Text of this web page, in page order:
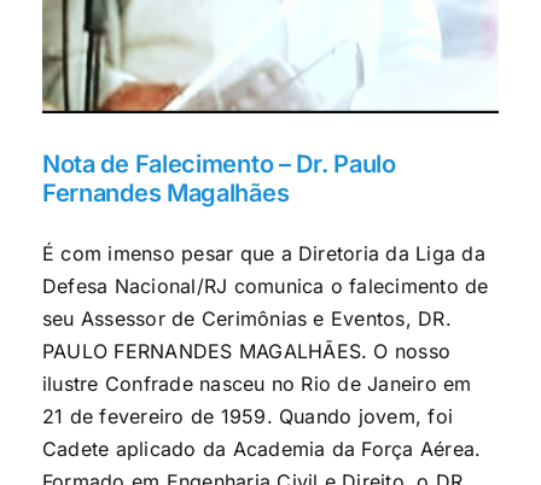
Nota de Falecimento – Dr. Paulo
Fernandes Magalhães
É com imenso pesar que a Diretoria da Liga da
Defesa Nacional/RJ comunica o falecimento de
seu Assessor de Cerimônias e Eventos, DR.
PAULO FERNANDES MAGALHÃES. O nosso
ilustre Confrade nasceu no Rio de Janeiro em
21 de fevereiro de 1959. Quando jovem, foi
Cadete aplicado da Academia da Força Aérea.